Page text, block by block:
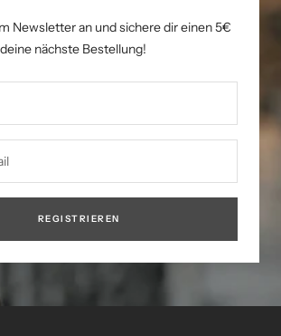
Newsletter an und sichere dir einen 5€
nächste Bestellung!
REGISTRIEREN